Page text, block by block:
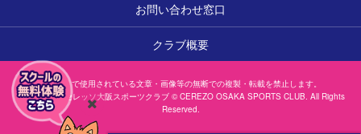
お問い合わせ窓口
クラブ概要
本サイトで使用されている文章・画像等の無断での複製・転載を禁止します。
一般社団法人セレッソ大阪スポーツクラブ © CEREZO OSAKA SPORTS CLUB. All Rights
Reserved.
閉